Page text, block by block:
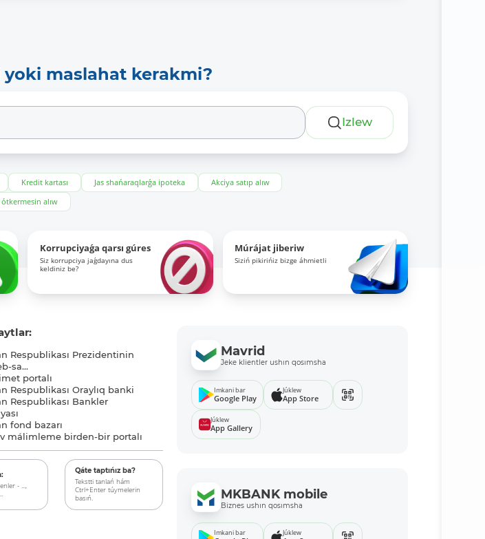
maslahat kerakmi?
Izlew
Kredit kartası Jas shańaraqlarǵa ipoteka
Akciya satıp alıw
alıw
Korrupciyaǵa qarsı gúres
Siz korrupciya jaǵdayına dus
keldiniz be?
Múrájat jiberiw
Siziń pikirińiz bizge áhmietli
Respublikası Prezidentinin
sa...
portalı
Respublikası Oraylıq banki
Respublikası Bankler
fond bazarı
málimleme birden-bir portalı
- ...,
Qáte taptıńız ba?
Tekstti tanlań hám
Ctrl+Enter túymelerin
basıń.
Mavrid
Jeke klientler ushın qosımsha
Imkani bar
Google Play
Júklew
App Store
Júklew
App Gallery
MKBANK mobile
Biznes ushın qosımsha
Imkani bar Júklew